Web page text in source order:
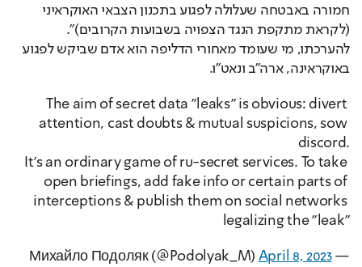
חמורה באבטחה שעלולה לפגוע בתכנון הצבאי האוקראיני
(לקראת מתקפת הנגד הצפויה בשבועות הקרובים)".
להערכתו, מי שעומד מאחורי הדליפה הוא אדם שביקש לפגוע
באוקראינה, ארה"ב ונאט"ו.
The aim of secret data "leaks" is obvious: divert
attention, cast doubts & mutual suspicions, sow
discord.
It's an ordinary game of ru-secret services. To take
open briefings, add fake info or certain parts of
interceptions & publish them on social networks
legalizing the "leak"
— Михайло Подоляк (@Podolyak_M)
April 8, 2023